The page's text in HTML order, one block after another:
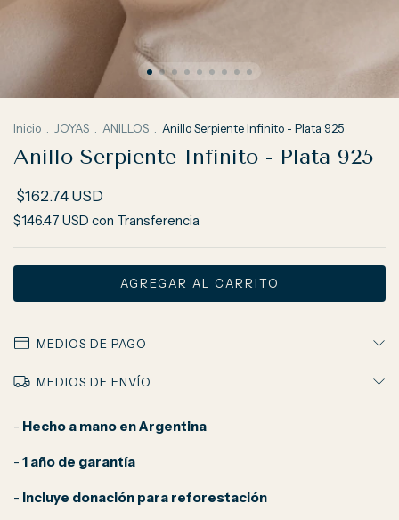
Inicio JOYAS ANILLOS Anillo Serpiente Infinito - Plata 925
Anillo Serpiente Infinito - Plata 925
$162.74 USD
$146.47 USD con Transferencia
MEDIOS DE PAGO
MEDIOS DE ENVÍO
- Hecho a mano en Argentina
- 1 año de garantía
- Incluye donación para reforestación